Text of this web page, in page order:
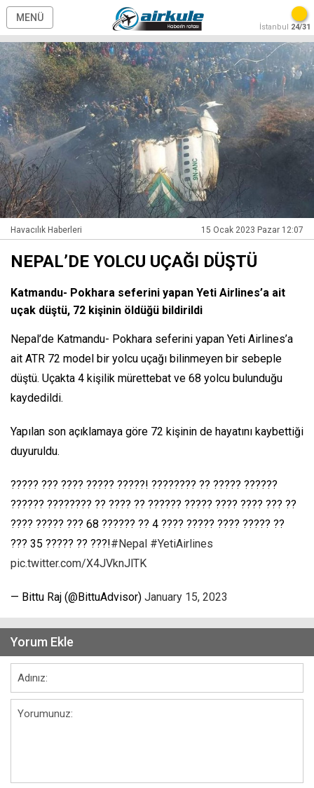
MENÜ
İstanbul 24/31
Havacılık Haberleri 15 Ocak 2023 Pazar 12:07
NEPAL’DE YOLCU UÇAĞI DÜŞTÜ
Katmandu- Pokhara seferini yapan Yeti Airlines’a ait
uçak düştü, 72 kişinin öldüğü bildirildi
Nepal’de Katmandu- Pokhara seferini yapan Yeti Airlines’a
ait ATR 72 model bir yolcu uçağı bilinmeyen bir sebeple
düştü. Uçakta 4 kişilik mürettebat ve 68 yolcu bulunduğu
kaydedildi.
Yapılan son açıklamaya göre 72 kişinin de hayatını kaybettiği
duyuruldu.
????? ??? ???? ????? ?????! ???????? ?? ????? ??????
?????? ???????? ?? ???? ?? ?????? ????? ???? ???? ??? ??
???? ????? ??? 68 ?????? ?? 4 ???? ????? ???? ????? ??
??? 35 ????? ?? ???!#Nepal #YetiAirlines
pic.twitter.com/X4JVknJlTK
— Bittu Raj (@BittuAdvisor) January 15, 2023
Yorum Ekle